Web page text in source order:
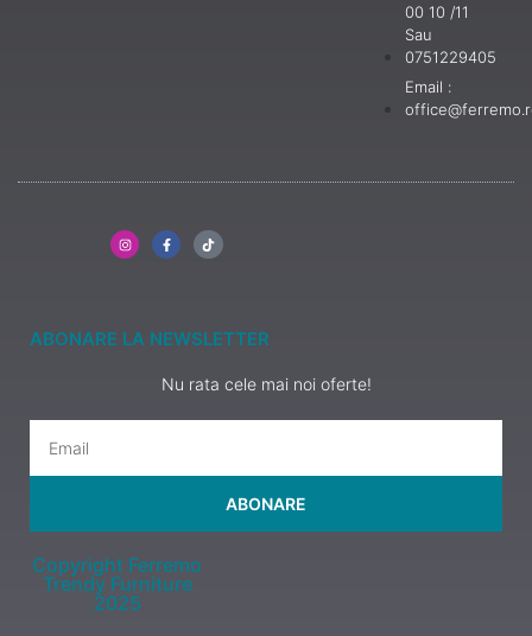
00 10 /11
Sau
0751229405
Email :
ABONARE LA NEWSLETTER
Nu rata cele mai noi oferte!
ABONARE
Copyright Ferremo
Trendy Furniture
2025